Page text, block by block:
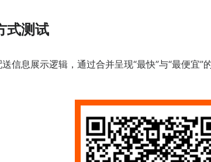
式测试
信息展示逻辑，通过合并呈现“最快”与“最便宜